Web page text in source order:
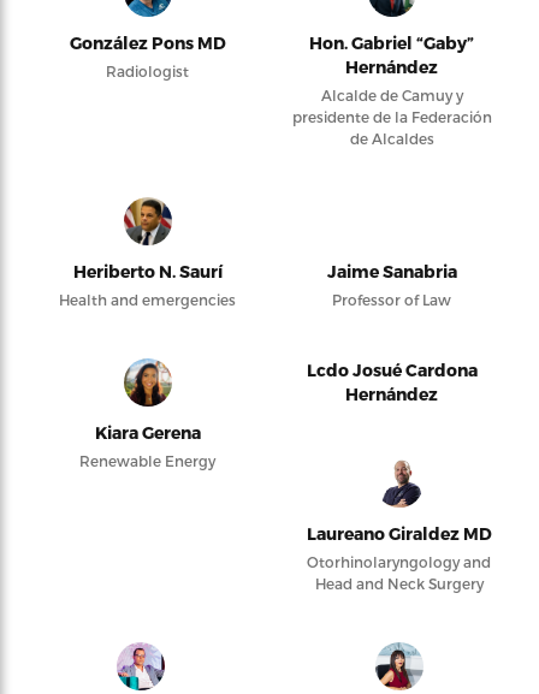
González Pons MD
Radiologist
Hon. Gabriel “Gaby”
Hernández
Alcalde de Camuy y
presidente de la Federación
de Alcaldes
Heriberto N. Saurí
Health and emergencies
Jaime Sanabria
Professor of Law
Kiara Gerena
Renewable Energy
Lcdo Josué Cardona
Hernández
Laureano Giraldez MD
Otorhinolaryngology and
Head and Neck Surgery